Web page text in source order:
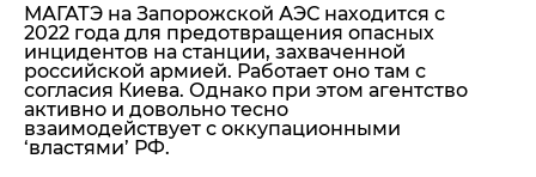
МАГАТЭ на Запорожской АЭС находится с
2022 года для предотвращения опасных
инцидентов на станции, захваченной
российской армией. Работает оно там с
согласия Киева. Однако при этом агентство
активно и довольно тесно
взаимодействует с оккупационными
‘властями’ РФ.